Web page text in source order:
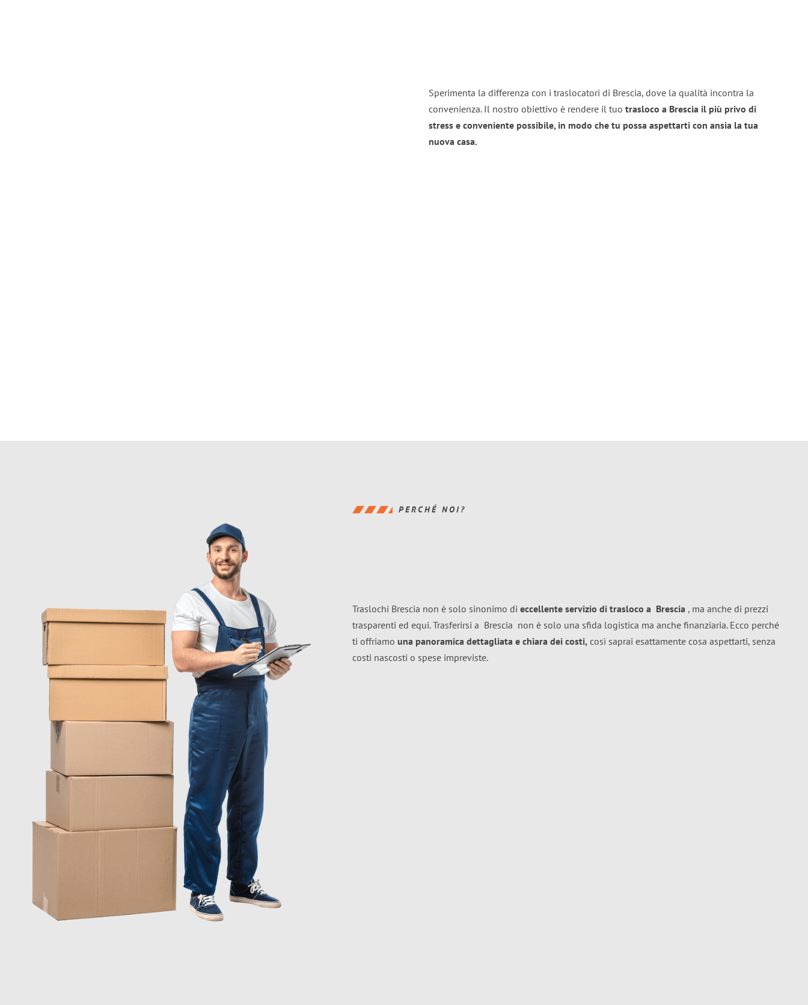
Sperimenta la differenza con i traslocatori di Brescia, dove la qualità incontra la
convenienza. Il nostro obiettivo è rendere il tuo trasloco a Brescia il più privo di
stress e conveniente possibile, in modo che tu possa aspettarti con ansia la tua
nuova casa.
PERCHÉ NOI?
Traslochi Brescia non è solo sinonimo di eccellente servizio di trasloco a Brescia , ma anche di prezzi
trasparenti ed equi. Trasferirsi a Brescia non è solo una sfida logistica ma anche finanziaria. Ecco perché
ti offriamo una panoramica dettagliata e chiara dei costi, così saprai esattamente cosa aspettarti, senza
costi nascosti o spese impreviste.